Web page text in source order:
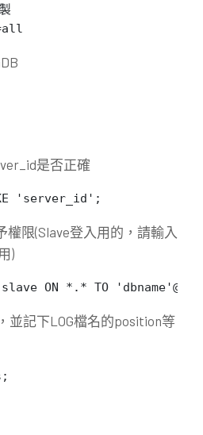
是否正確
'server_id';
限(Slave登入用的，請輸入
)
ON *.* TO
並記下LOG檔名的position等